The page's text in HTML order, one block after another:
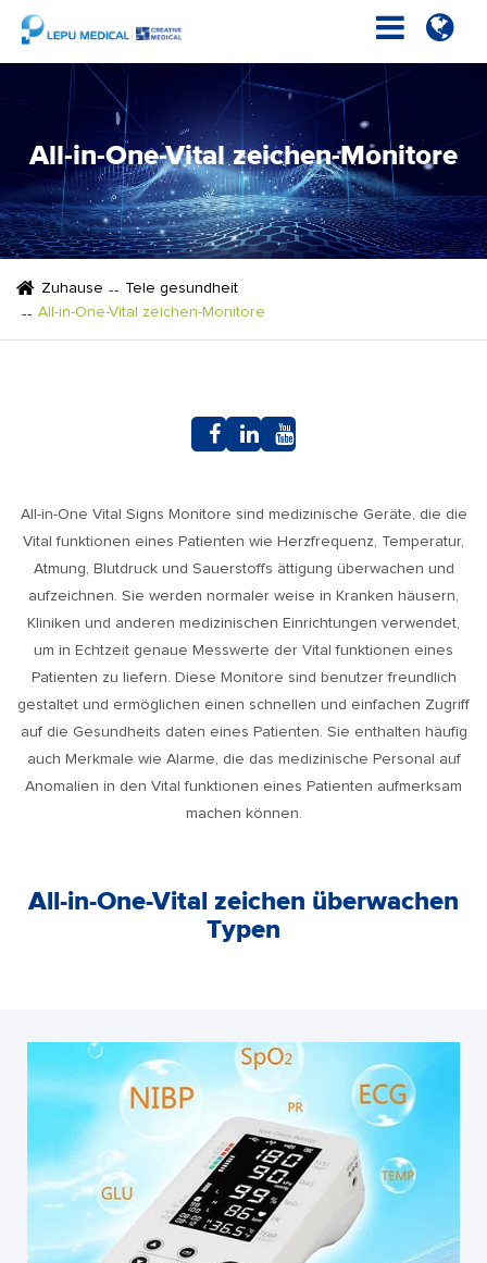
All-in-One-Vital zeichen-Monitore
Zuhause
Tele gesundheit
All-in-One-Vital zeichen-Monitore
All-in-One Vital Signs Monitore sind medizinische Geräte, die die
Vital funktionen eines Patienten wie Herzfrequenz, Temperatur,
Atmung, Blutdruck und Sauerstoffs ättigung überwachen und
aufzeichnen. Sie werden normaler weise in Kranken häusern,
Kliniken und anderen medizinischen Einrichtungen verwendet,
um in Echtzeit genaue Messwerte der Vital funktionen eines
Patienten zu liefern. Diese Monitore sind benutzer freundlich
gestaltet und ermöglichen einen schnellen und einfachen Zugriff
auf die Gesundheits daten eines Patienten. Sie enthalten häufig
auch Merkmale wie Alarme, die das medizinische Personal auf
Anomalien in den Vital funktionen eines Patienten aufmerksam
machen können.
All-in-One-Vital zeichen überwachen
Typen